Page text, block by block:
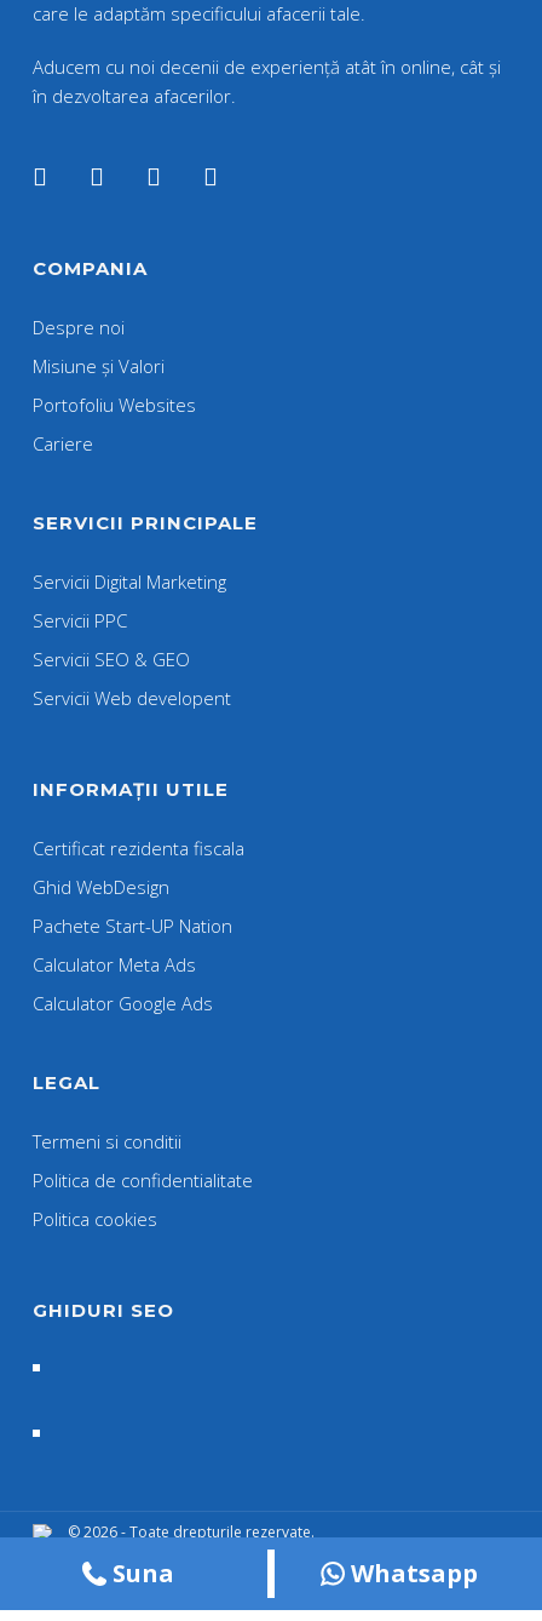
care le adaptăm specificului afacerii tale.
Aducem cu noi decenii de experiență atât în online, cât și
în dezvoltarea afacerilor.
COMPANIA
Despre noi
Misiune și Valori
Portofoliu Websites
Cariere
SERVICII PRINCIPALE
Servicii Digital Marketing
Servicii PPC
Servicii SEO & GEO
Servicii Web developent
INFORMAȚII UTILE
Certificat rezidenta fiscala
Ghid WebDesign
Pachete Start-UP Nation
Calculator Meta Ads
Calculator Google Ads
LEGAL
Termeni si conditii
Politica de confidentialitate
Politica cookies
GHIDURI SEO
© 2026 - Toate drepturile rezervate.
Termeni si Conditii
Suna Whatsapp